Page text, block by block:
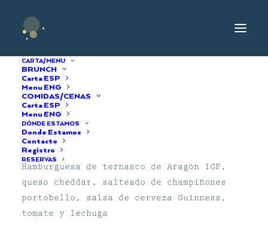
CARTA/MENU
BRUNCH
Carta ESP
Menu ENG
COMIDAS/CENAS
Carta ESP
Menu ENG
DÓNDE ESTAMOS
Donde Estamos
Contacto
Registro
RESERVAS
“St Patrick”
14/06/2021 |
Hamburguesa de ternasco de Aragón IGP,
queso cheddar, salteado de champiñones
portobello, salsa de cerveza Guinness,
tomate y lechuga